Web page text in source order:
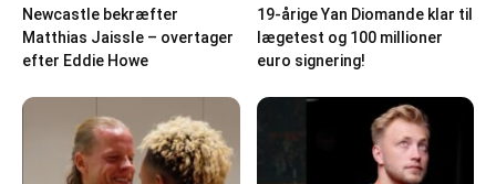
Newcastle bekræfter
Matthias Jaissle – overtager
efter Eddie Howe
19-årige Yan Diomande klar til
lægetest og 100 millioner
euro signering!